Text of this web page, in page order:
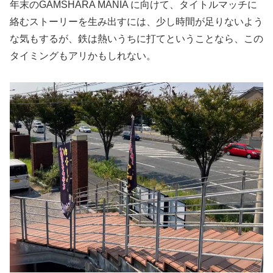
年末のGAMSHARA MANIA に向けて、タイトルマッチに
絡むストーリーを生み出すには、少し時間が足りないよう
な気もするが、鉄は熱いうちに打てということなら、この
タイミングもアリかもしれない。